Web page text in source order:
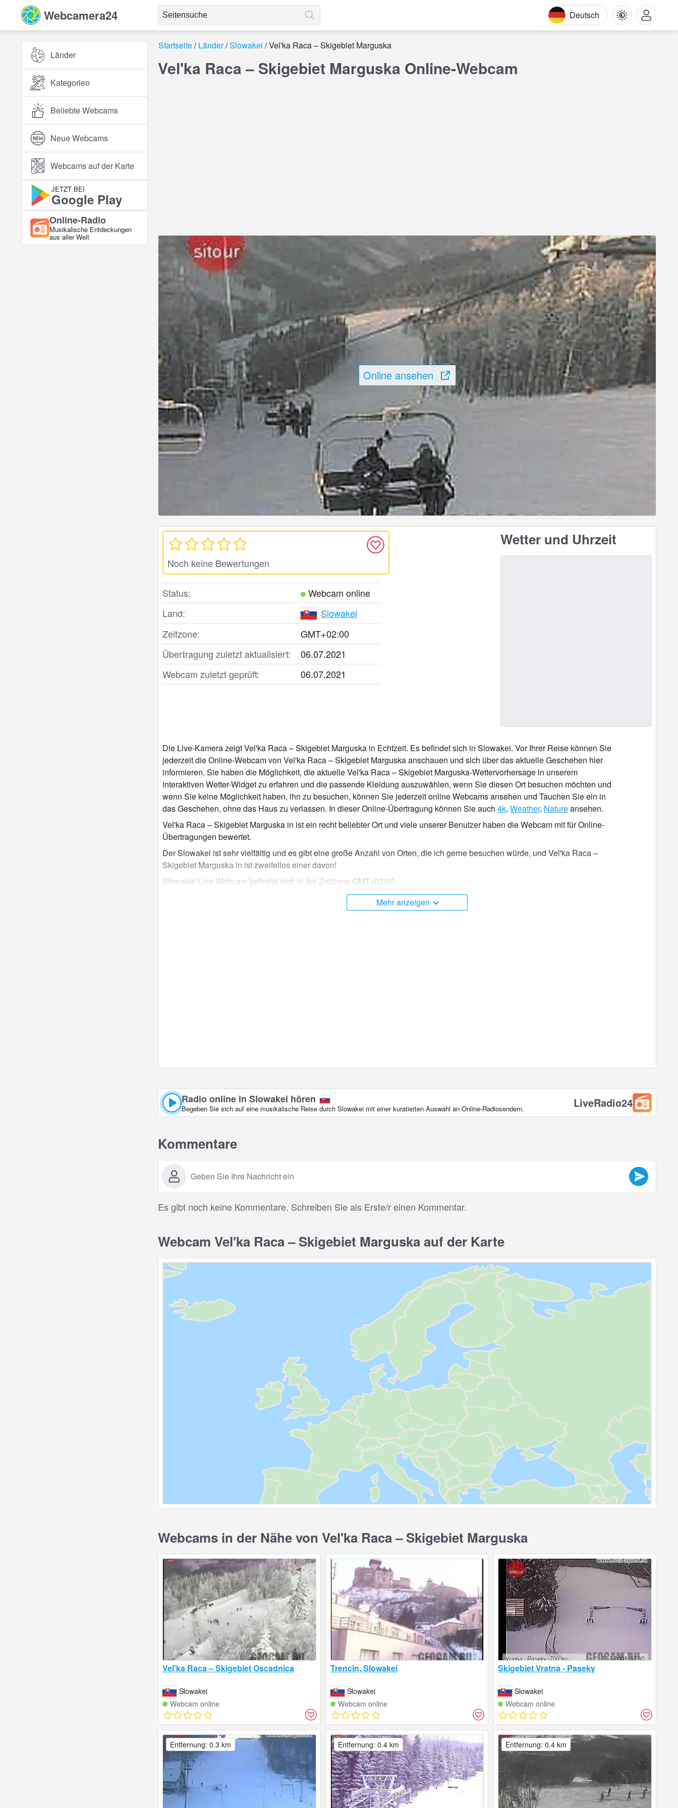
Webcamera24 Deutsch
Länder
Kategorien
Beliebte Webcams
Neue Webcams
Webcams auf der Karte
JETZT BEI
Google Play
Online‑Radio
Musikalische Entdeckungen
aus aller Welt
Startseite Länder Slowakei Vel'ka Raca – Skigebiet Marguska
Vel'ka Raca – Skigebiet Marguska Online-Webcam
Online ansehen
Noch keine Bewertungen
Status:
Webcam online
Land:
Slowakei
Zeitzone:
GMT+02:00
Übertragung zuletzt aktualisiert:
06.07.2021
Webcam zuletzt geprüft:
06.07.2021
Wetter und Uhrzeit
Die Live-Kamera zeigt Vel'ka Raca – Skigebiet Marguska in Echtzeit. Es befindet sich in Slowakei. Vor Ihrer Reise können Sie
jederzeit die Online-Webcam von Vel'ka Raca – Skigebiet Marguska anschauen und sich über das aktuelle Geschehen hier
informieren. Sie haben die Möglichkeit, die aktuelle Vel'ka Raca – Skigebiet Marguska-Wettervorhersage in unserem
interaktiven Wetter-Widget zu erfahren und die passende Kleidung auszuwählen, wenn Sie diesen Ort besuchen möchten und
wenn Sie keine Möglichkeit haben, ihn zu besuchen, können Sie jederzeit online Webcams ansehen und Tauchen Sie ein in
das Geschehen, ohne das Haus zu verlassen. In dieser Online-Übertragung können Sie auch 4k, Weather, Natureansehen.
Vel'ka Raca – Skigebiet Marguska in ist ein recht beliebter Ort und viele unserer Benutzer haben die Webcam mit für Online-
Übertragungen bewertet.
Der Slowakei ist sehr vielfältig und es gibt eine große Anzahl von Orten, die ich gerne besuchen würde, und Vel'ka Raca –
Skigebiet Marguska in ist zweifellos einer davon!
Slowakei Live-Webcam befindet sich in der Zeitzone GMT+02:00.
Mehr anzeigen
Radio online in Slowakei hören
Begeben Sie sich auf eine musikalische Reise durch Slowakei mit einer kuratierten Auswahl an Online‑Radiosendern. LiveRadio24
Kommentare
Es gibt noch keine Kommentare. Schreiben Sie als Erste/r einen Kommentar.
Webcam Vel'ka Raca – Skigebiet Marguska auf der Karte
Webcams in der Nähe von Vel'ka Raca – Skigebiet Marguska
Vel'ka Raca – Skigebiet Oscadnica
Slowakei
Webcam online
Trencin, Slowakei
Slowakei
Webcam online
Skigebiet Vratna - Paseky
Slowakei
Webcam online
Entfernung: 0.3 km Entfernung: 0.4 km Entfernung: 0.4 km